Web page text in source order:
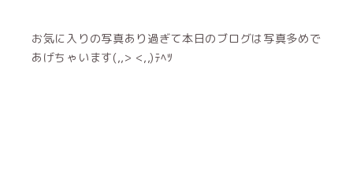
お気に入りの写真あり過ぎて本日のブログは写真多めで
あげちゃいます(,,> <,,)ﾃﾍﾂ